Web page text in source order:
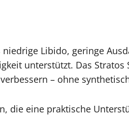
Libido, geringe
unterstützt. Das Stratos
– ohne
die eine praktische